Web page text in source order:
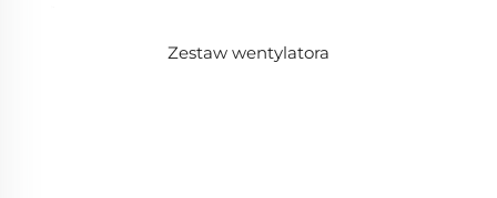
Zestaw wentylatora